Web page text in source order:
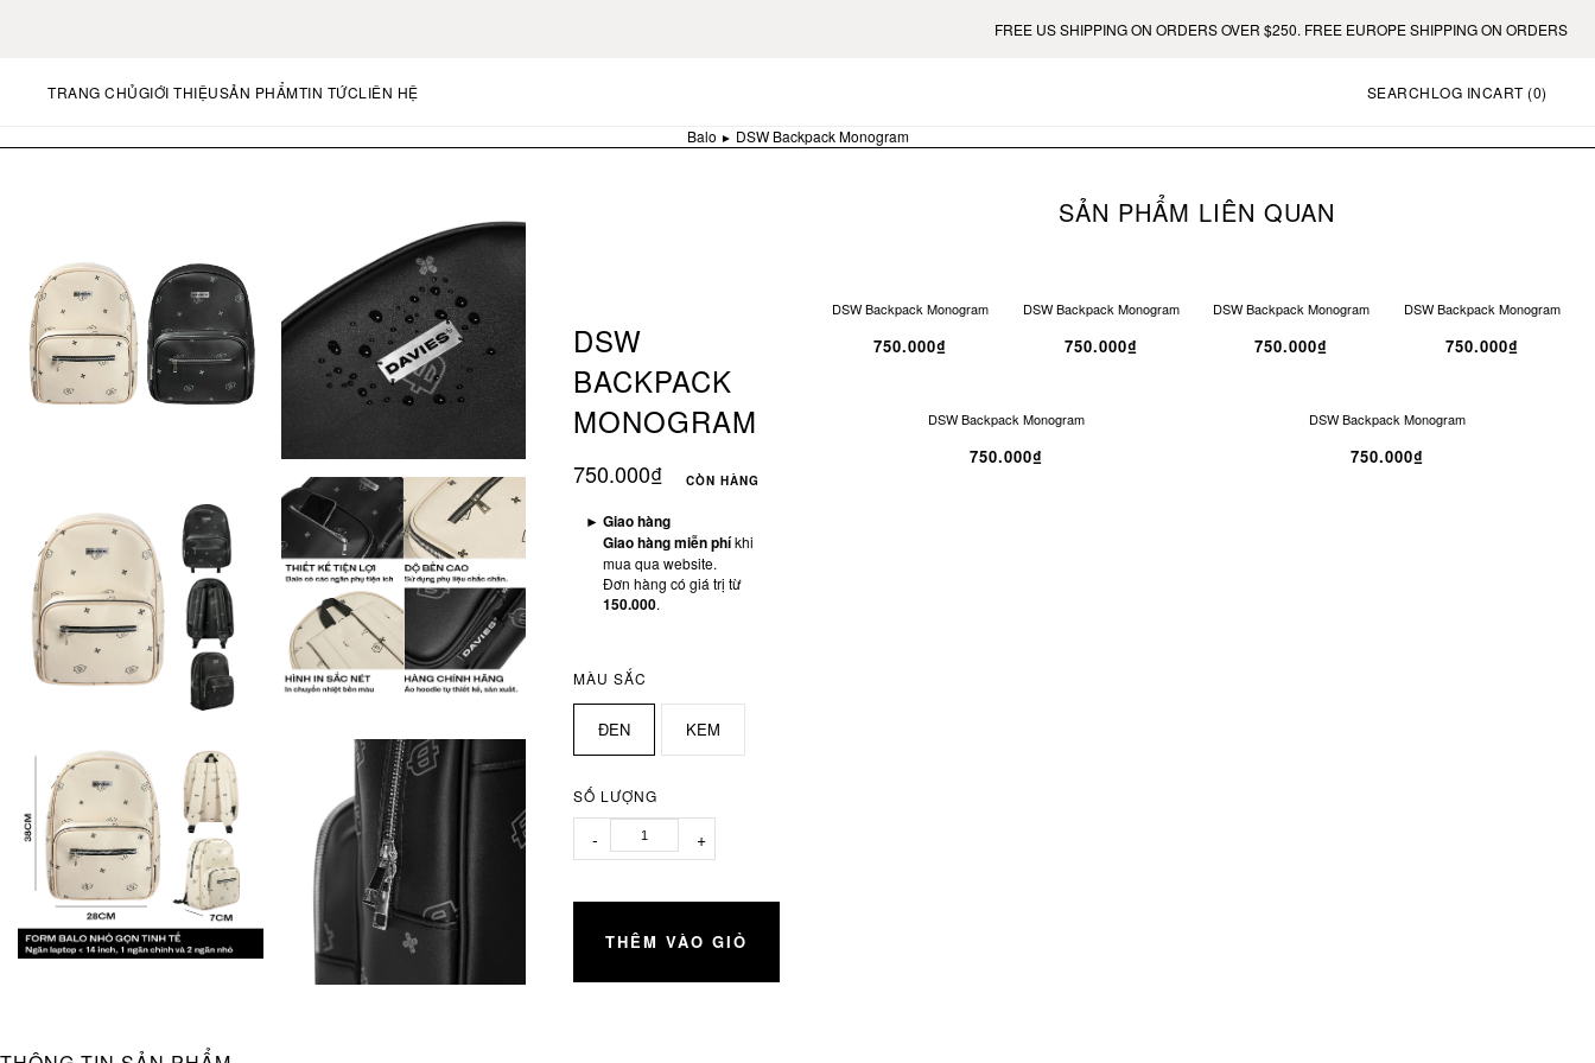
FREE US SHIPPING ON ORDERS OVER $250. FREE EUROPE SHIPPING ON ORDERS OVER €400.
TRANG CHỦGIỚI THIỆUSẢN PHẨMTIN TỨCLIÊN HỆ SEARCHLOG INCART (0)
Balo DSW Backpack Monogram
DSW
BACKPACK
MONOGRAM
750.000₫ CÒN HÀNG
► Giao hàng
Giao hàng miễn phíkhi
mua qua website.
Đơn hàng có giá trị từ
150.000.
MÀU SẮC
ĐEN KEM
SỐ LƯỢNG
- +
THÊM VÀO GIỎ
SẢN PHẨM LIÊN QUAN
DSW Backpack Monogram
750.000₫
DSW Backpack Monogram
750.000₫
DSW Backpack Monogram
750.000₫
DSW Backpack Monogram
750.000₫
DSW Backpack Monogram
750.000₫
DSW Backpack Monogram
750.000₫